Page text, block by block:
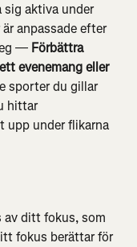
aktiva under
anpassade efter
— Förbättra
evenemang eller
sporter du gillar
hittar
upp under flikarna
av ditt fokus, som
fokus berättar för